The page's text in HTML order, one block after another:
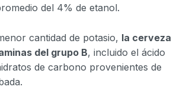
del 4% de etanol.
cantidad de potasio, la cerveza
del grupo B, incluido el ácido
de carbono provenientes de